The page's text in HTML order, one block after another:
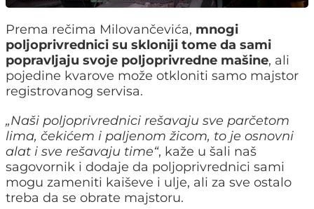
Prema rečima Milovančevića, mnogi
poljoprivrednici su skloniji tome da sami
popravljaju svoje poljoprivredne mašine, ali
pojedine kvarove može otkloniti samo majstor
registrovanog servisa.
„Naši poljoprivrednici rešavaju sve parčetom
lima, čekićem i paljenom žicom, to je osnovni
alat i sve rešavaju time“, kaže u šali naš
sagovornik i dodaje da poljoprivrednici sami
mogu zameniti kaiševe i ulje, ali za sve ostalo
treba da se obrate majstoru.